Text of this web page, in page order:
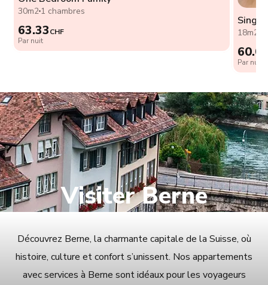
30m21 chambres
63.33CHF
Par nuit
18m2
Par nuit
Visiter Berne
Découvrez Berne, la charmante capitale de la Suisse, où
histoire, culture et confort s’unissent. Nos appartements
avec services à Berne sont idéaux pour les voyageurs